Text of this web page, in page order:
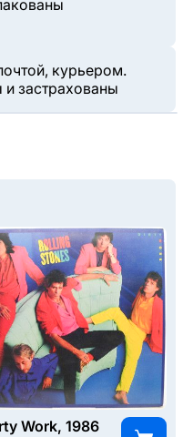
курьером.
застрахованы
Work, 1986